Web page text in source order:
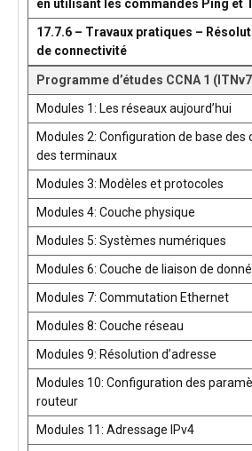
en utilisant les commandes Ping et
17.7.6 – Travaux pratiques –
de connectivité
Programme d’études CCNA 1
Modules 1: Les réseaux aujourd’hui
Modules 2: Configuration de base
des terminaux
Modules 3: Modèles et protocoles
Modules 4: Couche physique
Modules 5: Systèmes numériques
Modules 6: Couche de liaison de
Modules 7: Commutation Ethernet
Modules 8: Couche réseau
Modules 9: Résolution d’adresse
Modules 10: Configuration des
routeur
Modules 11: Adressage IPv4